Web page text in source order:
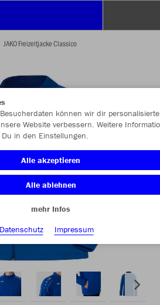
JAKO Freizeitjacke Classico
können wir dir personalisierte
Website verbessern. Weitere
in den Einstellungen.
Alle akzeptieren
Alle ablehnen
mehr Infos
Datenschutz
Impressum